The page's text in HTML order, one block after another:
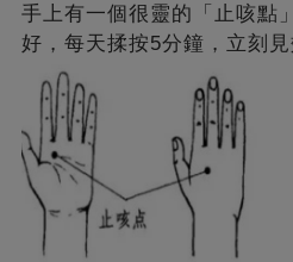
手上有一個很靈的「止咳點
好，每天揉按5分鐘，立刻見